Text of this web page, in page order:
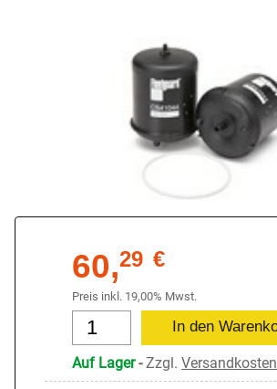
60,29 €
Preis inkl. 19,00% Mwst.
Auf Lager-Zzgl. Versandkosten